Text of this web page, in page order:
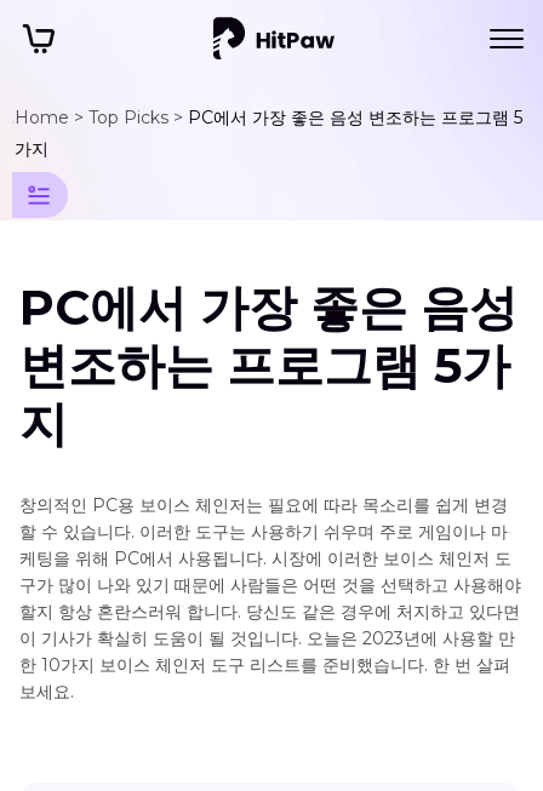
Home > Top Picks > PC에서 가장 좋은 음성 변조하는 프로그램 5
가지
Media
Player 팁
Media
Player
팁
기
디
어
플
레
이
어
PC에서 가장 좋은 음성
변조하는 프로그램 5가
지
창의적인 PC용 보이스 체인저는 필요에 따라 목소리를 쉽게 변경
할 수 있습니다. 이러한 도구는 사용하기 쉬우며 주로 게임이나 마
케팅을 위해 PC에서 사용됩니다. 시장에 이러한 보이스 체인저 도
구가 많이 나와 있기 때문에 사람들은 어떤 것을 선택하고 사용해야
할지 항상 혼란스러워 합니다. 당신도 같은 경우에 처지하고 있다면
이 기사가 확실히 도움이 될 것입니다. 오늘은 2023년에 사용할 만
한 10가지 보이스 체인저 도구 리스트를 준비했습니다. 한 번 살펴
보세요.